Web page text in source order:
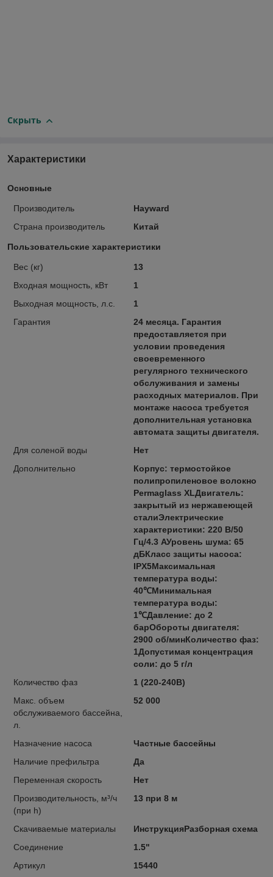
Скрыть
Характеристики
Основные
Производитель
Hayward
Страна производитель
Китай
Пользовательские характеристики
Вес (кг)
13
Входная мощность, кВт
1
Выходная мощность, л.с.
1
Гарантия
24 месяца. Гарантия
предоставляется при
условии проведения
своевременного
регулярного технического
обслуживания и замены
расходных материалов. При
монтаже насоса требуется
дополнительная установка
автомата защиты двигателя.
Для соленой воды
Нет
Дополнительно
Корпус: термостойкое
полипропиленовое волокно
Permaglass XLДвигатель:
закрытый из нержавеющей
сталиЭлектрические
характеристики: 220 В/50
Гц/4.3 АУровень шума: 65
дБКласс защиты насоса:
IPX5Максимальная
температура воды:
40℃Минимальная
температура воды:
1℃Давление: до 2
барОбороты двигателя:
2900 об/минКоличество фаз:
1Допустимая концентрация
соли: до 5 г/л
Количество фаз
1 (220-240В)
Макс. объем
обслуживаемого бассейна,
л.
52 000
Назначение насоса
Частные бассейны
Наличие префильтра
Да
Переменная скорость
Нет
Производительность, м³/ч
(при h)
13 при 8 м
Скачиваемые материалы
ИнструкцияРазборная схема
Соединение
1.5"
Артикул
15440